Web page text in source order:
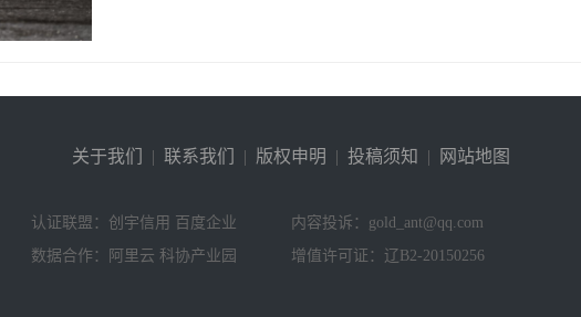
关于我们 | 联系我们 | 版权申明 | 投稿须知 | 网站地图
认证联盟：创宇信用 百度企业
内容投诉：gold_ant@qq.com
数据合作：阿里云 科协产业园
增值许可证：辽B2-20150256